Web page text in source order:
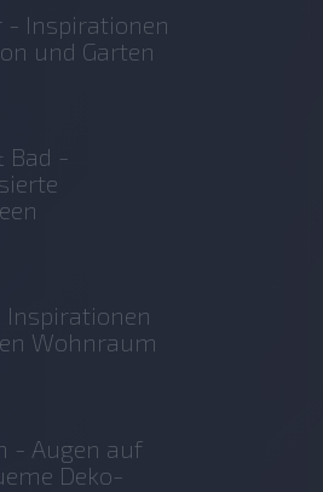
- Inspirationen
und Garten
Bad -
Inspirationen
Wohnraum
- Augen auf
Deko-